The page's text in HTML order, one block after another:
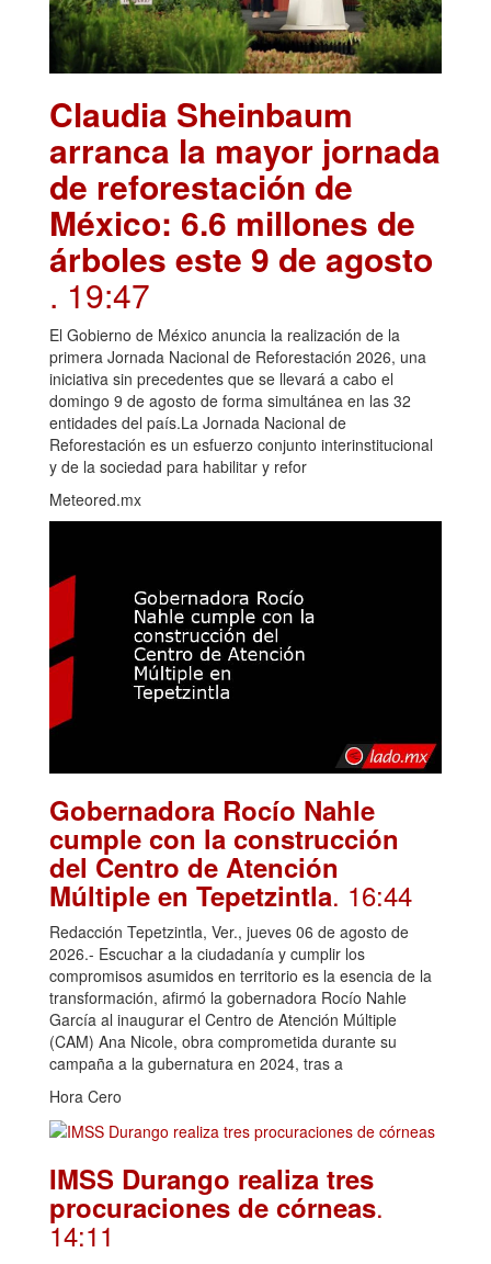
Claudia Sheinbaum
arranca la mayor jornada
de reforestación de
México: 6.6 millones de
árboles este 9 de agosto
. 19:47
El Gobierno de México anuncia la realización de la
primera Jornada Nacional de Reforestación 2026, una
iniciativa sin precedentes que se llevará a cabo el
domingo 9 de agosto de forma simultánea en las 32
entidades del país.La Jornada Nacional de
Reforestación es un esfuerzo conjunto interinstitucional
y de la sociedad para habilitar y refor
Meteored.mx
Gobernadora Rocío Nahle
cumple con la construcción
del Centro de Atención
Múltiple en Tepetzintla. 16:44
Redacción Tepetzintla, Ver., jueves 06 de agosto de
2026.- Escuchar a la ciudadanía y cumplir los
compromisos asumidos en territorio es la esencia de la
transformación, afirmó la gobernadora Rocío Nahle
García al inaugurar el Centro de Atención Múltiple
(CAM) Ana Nicole, obra comprometida durante su
campaña a la gubernatura en 2024, tras a
Hora Cero
IMSS Durango realiza tres
procuraciones de córneas.
14:11